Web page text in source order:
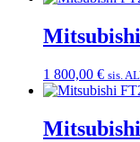
1 800,00 € sis.